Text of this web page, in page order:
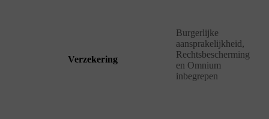
Verzekering
Burgerlijke
aansprakelijkheid,
Rechtsbescherming
en Omnium
inbegrepen